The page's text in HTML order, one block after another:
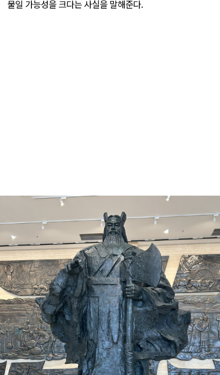
물일 가능성을 크다는 사실을 말해준다.